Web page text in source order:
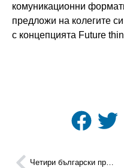
комуникационни
предложи на колегите
с концепцията Future
Четири български предприятия, клиенти на EEN-България, са включени в европейски каталог за енергийно ефективни иновативни решения